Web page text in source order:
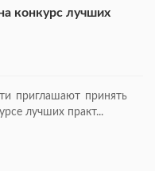
конкурс лучших
приглашают принять
лучших практ...